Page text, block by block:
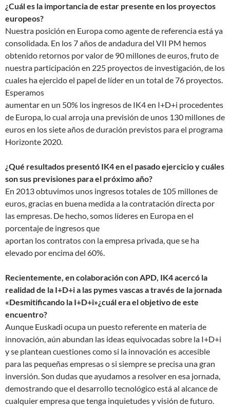
¿Cuál es la importancia de estar presente en los proyectos
europeos?
Nuestra posición en Europa como agente de referencia está ya
consolidada. En los 7 años de andadura del VII PM hemos
obtenido retornos por valor de 90 millones de euros, fruto de
nuestra participación en 225 proyectos de investigación, de los
cuales ha ejercido el papel de líder en un total de 76 proyectos.
Esperamos
aumentar en un 50% los ingresos de IK4 en I+D+i procedentes
de Europa, lo cual arroja una previsión de unos 130 millones de
euros en los siete años de duración previstos para el programa
Horizonte 2020.
¿Qué resultados presentó IK4 en el pasado ejercicioy cuáles
son sus previsiones para el próximoaño?
En 2013 obtuvimos unos ingresos totales de 105 millones de
euros, gracias en buena medida a la contratación directa por
las empresas. De hecho, somos líderes en Europa en el
porcentaje de ingresos que
aportan los contratos con la empresa privada, que se ha
elevado por encima del 60%.
Recientemente, en colaboración con APD, IK4 acercó la
realidad de la I+D+i a las pymes vascas a través de la jornada
«Desmitificando la I+D+i»¿cuál era el objetivo de este
encuentro?
Aunque Euskadi ocupa un puesto referente en materia de
innovación, aún abundan las ideas equivocadas sobre la I+D+i
y se plantean cuestiones como si la innovación es accesible
para las pequeñas empresas o si siempre se precisa una gran
inversión. Son dudas que ayudamos a resolver en esa jornada,
demostrando que el desarrollo tecnológico está al alcance de
cualquier empresa que tenga inquietudes y visión de futuro.